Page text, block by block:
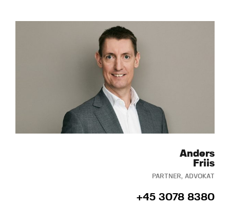
Anders
Friis
PARTNER, ADVOKAT
+45 3078 8380